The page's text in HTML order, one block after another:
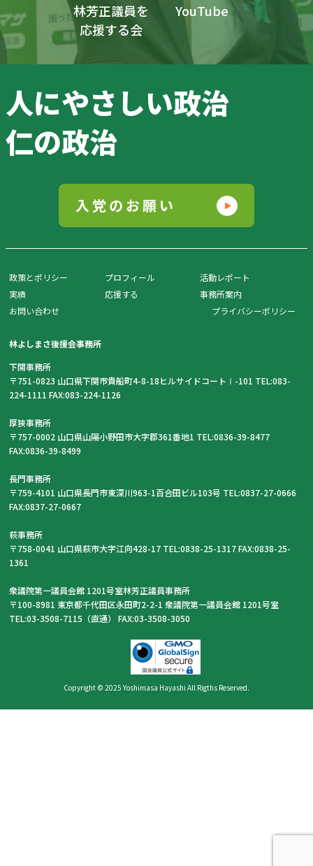
林芳正議員を
応援する会
YouTube
人にやさしい政治
仁の政治
入党のお願い
政策とポリシー プロフィール
活動レポート
実績
応援する
事務所案内
お問い合わせ
プライバシーポリシー
Copyright © 2025 Yoshimasa Hayashi All Rigths Reserved.
林よしまさ後援会事務所
下関事務所
〒751-0823 山口県下関市貴船町4-8-18ヒルサイドコートⅠ-101 TEL:083-
224-1111 FAX:083-224-1126
厚狭事務所
〒757-0002 山口県山陽小野田市大字郡361番地1 TEL:0836-39-8477
FAX:0836-39-8499
長門事務所
〒759-4101 山口県長門市東深川963-1百合田ビル103号 TEL:0837-27-0666
FAX:0837-27-0667
萩事務所
〒758-0041 山口県萩市大字江向428-17 TEL:0838-25-1317 FAX:0838-25-
1361
衆議院第一議員会館 1201号室林芳正議員事務所
〒100-8981 東京都千代田区永田町2-2-1 衆議院第一議員会館 1201号室
TEL:03-3508-7115（直通） FAX:03-3508-3050